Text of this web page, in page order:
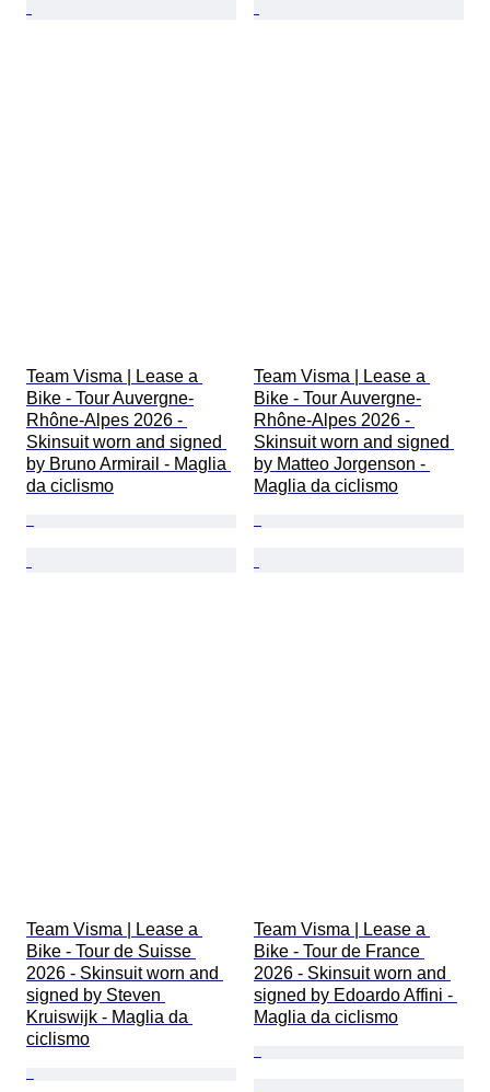
Team Visma | Lease a
Bike - Tour Auvergne-
Rhône-Alpes 2026 -
Skinsuit worn and signed
by Bruno Armirail - Maglia
da ciclismo
Team Visma | Lease a
Bike - Tour Auvergne-
Rhône-Alpes 2026 -
Skinsuit worn and signed
by Matteo Jorgenson -
Maglia da ciclismo
Team Visma | Lease a
Bike - Tour de Suisse
2026 - Skinsuit worn and
signed by Steven
Kruiswijk - Maglia da
ciclismo
Team Visma | Lease a
Bike - Tour de France
2026 - Skinsuit worn and
signed by Edoardo Affini -
Maglia da ciclismo